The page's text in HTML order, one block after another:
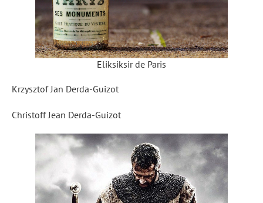
Eliksiksir de Paris
Krzysztof Jan Derda-Guizot
Christoff Jean Derda-Guizot